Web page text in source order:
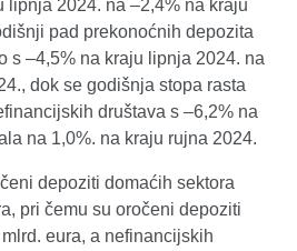
lipnja 2024. na –2,4% na kraju
pad prekonoćnih depozita
s –4,5% na kraju lipnja 2024. na
dok se godišnja stopa rasta
društava s –6,2% na
na 1,0%. na kraju rujna 2024.
depoziti domaćih sektora
pri čemu su oročeni depoziti
eura, a nefinancijskih